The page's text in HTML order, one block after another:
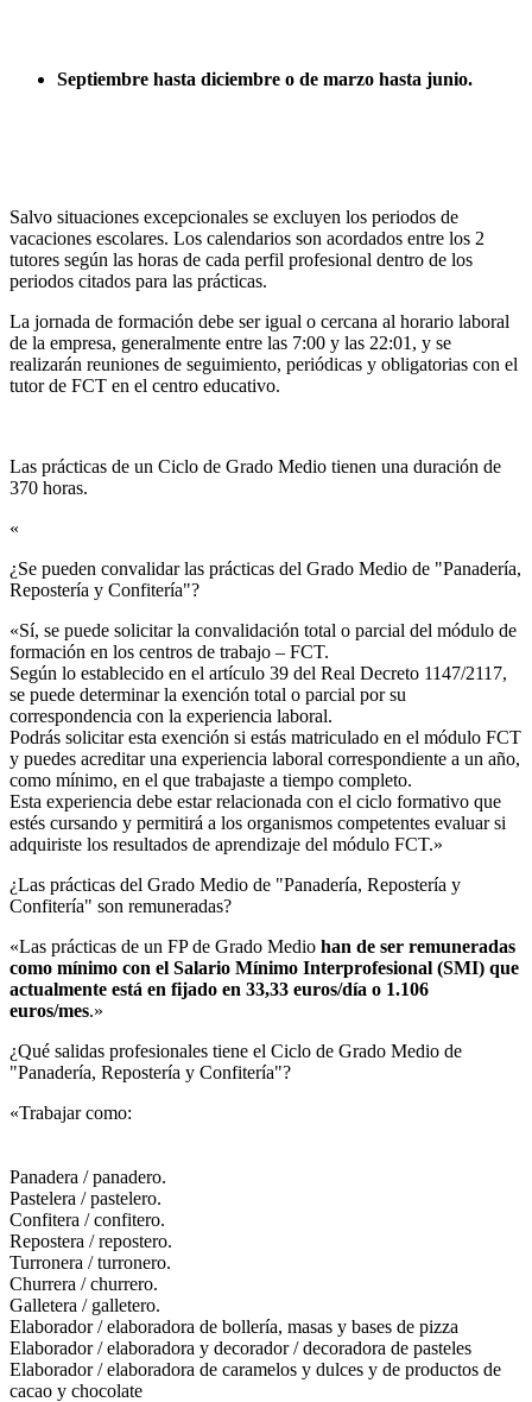
Septiembre hasta diciembre o de marzo hasta junio.
Salvo situaciones excepcionales se excluyen los periodos de
vacaciones escolares. Los calendarios son acordados entre los 2
tutores según las horas de cada perfil profesional dentro de los
periodos citados para las prácticas.
La jornada de formación debe ser igual o cercana al horario laboral
de la empresa, generalmente entre las 7:00 y las 22:01, y se
realizarán reuniones de seguimiento, periódicas y obligatorias con el
tutor de FCT en el centro educativo.
Las prácticas de un Ciclo de Grado Medio tienen una duración de
370 horas.
«
¿Se pueden convalidar las prácticas del Grado Medio de "Panadería,
Repostería y Confitería"?​
«Sí, se puede solicitar la convalidación total o parcial del módulo de
formación en los centros de trabajo – FCT.
Según lo establecido en el artículo 39 del Real Decreto 1147/2117,
se puede determinar la exención total o parcial por su
correspondencia con la experiencia laboral.
Podrás solicitar esta exención si estás matriculado en el módulo FCT
y puedes acreditar una experiencia laboral correspondiente a un año,
como mínimo, en el que trabajaste a tiempo completo.
Esta experiencia debe estar relacionada con el ciclo formativo que
estés cursando y permitirá a los organismos competentes evaluar si
adquiriste los resultados de aprendizaje del módulo FCT.»
¿Las prácticas del Grado Medio de "Panadería, Repostería y
Confitería" son remuneradas?​
«Las prácticas de un FP de Grado Medio han de ser remuneradas
como mínimo con el Salario Mínimo Interprofesional (SMI) que
actualmente está en fijado en 33,33 euros/día o 1.106
euros/mes.»
¿Qué salidas profesionales tiene el Ciclo de Grado Medio de
"Panadería, Repostería y Confitería"?​
«Trabajar como:
Panadera / panadero.
Pastelera / pastelero.
Confitera / confitero.
Repostera / repostero.
Turronera / turronero.
Churrera / churrero.
Galletera / galletero.
Elaborador / elaboradora de bollería, masas y bases de pizza
Elaborador / elaboradora y decorador / decoradora de pasteles
Elaborador / elaboradora de caramelos y dulces y de productos de
cacao y chocolate